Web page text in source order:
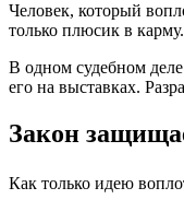
Человек, который
только плюсик в карму.
В одном судебном
его на выставках.
Закон
Как только идею